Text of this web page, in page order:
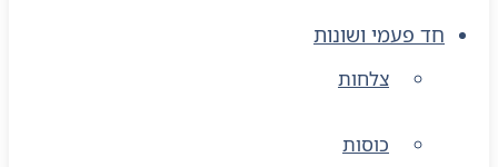
חד פעמי ושונות
צלחות
כוסות